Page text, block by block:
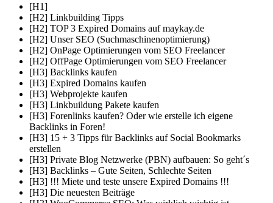
[H1]
[H2] Linkbuilding Tipps
[H2] TOP 3 Expired Domains auf maykay.de
[H2] Unser SEO (Suchmaschinenoptimierung)
[H2] OnPage Optimierungen vom SEO Freelancer
[H2] OffPage Optimierungen vom SEO Freelancer
[H3] Backlinks kaufen
[H3] Expired Domains kaufen
[H3] Webprojekte kaufen
[H3] Linkbuildung Pakete kaufen
[H3] Forenlinks kaufen? Oder wie erstelle ich eigene
Backlinks in Foren!
[H3] 15 + 3 Tipps für Backlinks auf Social Bookmarks
erstellen
[H3] Private Blog Netzwerke (PBN) aufbauen: So geht´s
[H3] Backlinks – Gute Seiten, Schlechte Seiten
[H3] !!! Miete und teste unsere Expired Domains !!!
[H3] Die neuesten Beiträge